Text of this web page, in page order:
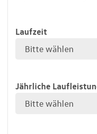
Laufzeit
Jährliche